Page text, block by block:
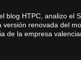
blog HTPC, analizo el
versión renovada del
de la empresa